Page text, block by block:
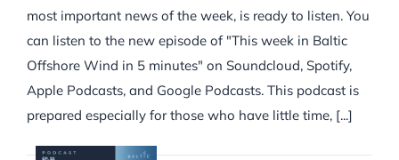
most important news of the week, is ready to listen. You
can listen to the new episode of "This week in Baltic
Offshore Wind in 5 minutes" on Soundcloud, Spotify,
Apple Podcasts, and Google Podcasts. This podcast is
prepared especially for those who have little time, [...]